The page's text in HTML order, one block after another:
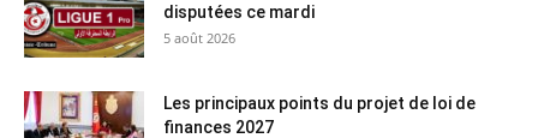
disputées ce mardi
5 août 2026
Les principaux points du projet de loi de
finances 2027